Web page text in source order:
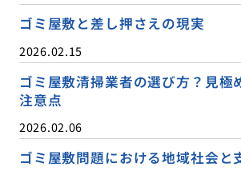
ゴミ屋敷と差し押さえの現実
2026.02.15
ゴミ屋敷清掃業者の選び方？見極
注意点
2026.02.06
ゴミ屋敷問題における地域社会と